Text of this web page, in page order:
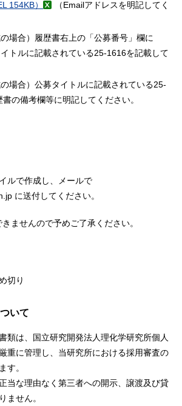
154KB）
（Emailアドレスを明記してく
の場合）履歴書右上の「公募番号」欄に
トルに記載されている25-1616を記載して
の場合）公募タイトルに記載されている25-
の備考欄等に明記してください。
ルで作成し、メールで
に送付してください。
ませんので予めご了承ください。
切り
いて
類は、国立研究開発法人理化学研究所個人
重に管理し、当研究所における採用審査の
す。
当な理由なく第三者への開示、譲渡及び貸
ません。